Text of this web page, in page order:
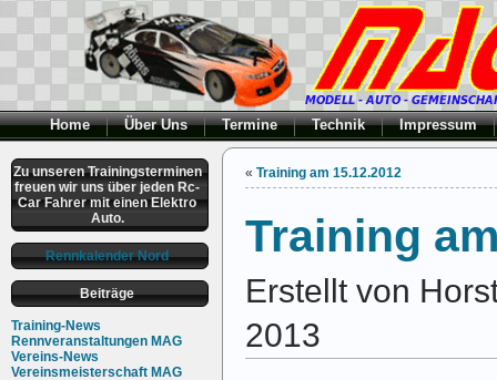
Home Über Uns Termine Technik Impressum
Zu unseren Trainingsterminen
freuen wir uns über jeden Rc-
Car Fahrer mit einen Elektro
Auto.
Rennkalender Nord
Beiträge
Training-News
Rennveranstaltungen MAG
Vereins-News
Vereinsmeisterschaft MAG
« Training am 15.12.2012
Training
Erstellt von
2013